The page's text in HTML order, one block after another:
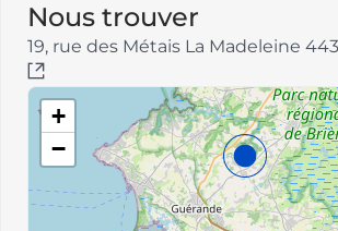
Nous trouver
19, rue des Métais La Madeleine
+
−